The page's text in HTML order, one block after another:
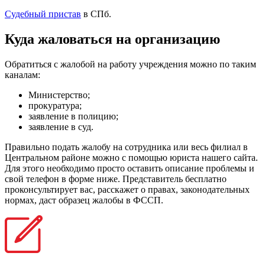
Судебный пристав в СПб.
Куда жаловаться на организацию
Обратиться с жалобой на работу учреждения можно по таким
каналам:
Министерство;
прокуратура;
заявление в полицию;
заявление в суд.
Правильно подать жалобу на сотрудника или весь филиал в
Центральном районе можно с помощью юриста нашего сайта.
Для этого необходимо просто оставить описание проблемы и
свой телефон в форме ниже. Представитель бесплатно
проконсультирует вас, расскажет о правах, законодательных
нормах, даст образец жалобы в ФССП.